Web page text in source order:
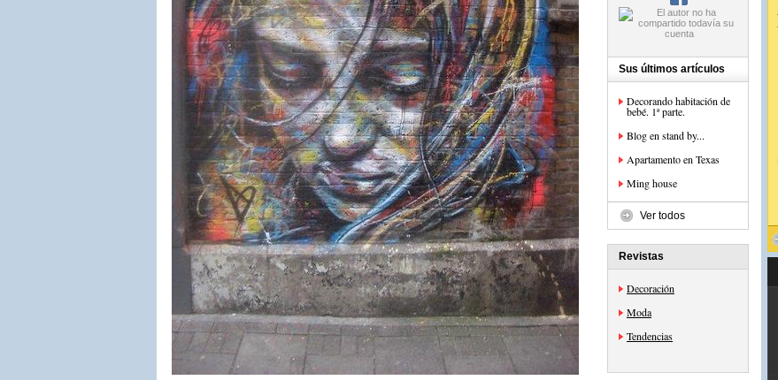
Sus últimos artículos
Decorando habitación de
bebé. 1ª parte.
Blog en stand by...
Apartamento en Texas
Ming house
Ver todos
Revistas
Decoración
Moda
Tendencias